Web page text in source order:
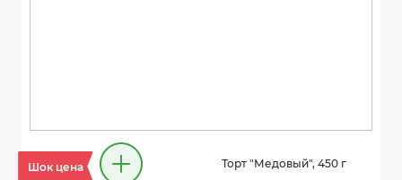
Шок цена Торт "Медовый", 450 г